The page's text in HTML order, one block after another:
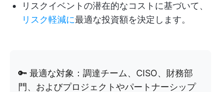
リスクイベントの潜在的なコストに基づいて、
リスク軽減に最適な投資額を決定します。
🔑 最適な対象：調達チーム、CISO、財務部
門、およびプロジェクトやパートナーシップ